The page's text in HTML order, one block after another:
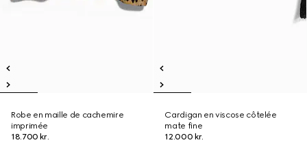
Robe en maille de cachemire
imprimée
18.700 kr.
Cardigan en viscose côtelée
mate fine
12.000 kr.